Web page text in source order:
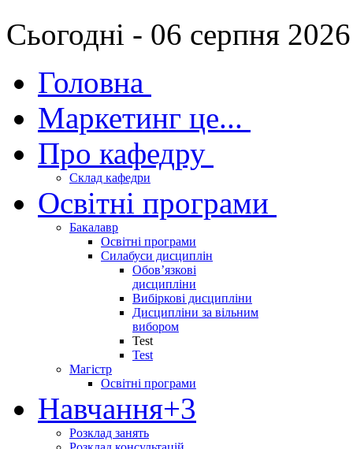
Сьогодні - 06 серпня
Головна
Маркетинг це...
Про кафедру
Склад кафедри
Освітні програми
Бакалавр
Освітні програми
Силабуси дисциплін
Обов’язкові
дисципліни
Вибіркові дисципліни
Дисципліни за вільним
вибором
Test
Test
Магістр
Освітні програми
Навчання+3
Розклад занять